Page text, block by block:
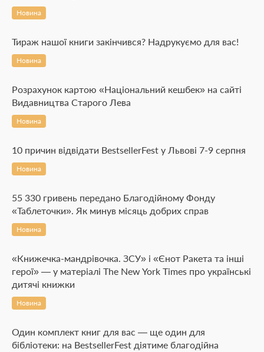
Новина
Тираж нашої книги закінчився? Надрукуємо для вас!
Новина
Розрахунок картою «Національний кешбек» на сайті
Видавництва Старого Лева
Новина
10 причин відвідати BestsellerFest у Львові 7-9 серпня
Новина
55 330 гривень передано Благодійному Фонду
«Таблеточки». Як минув місяць добрих справ
Новина
«Книжечка-мандрівочка. ЗСУ» і «Єнот Ракета та інші
герої» — у матеріалі The New York Times про українські
дитячі книжки
Новина
Один комплект книг для вас — ще один для
бібліотеки: на BestsellerFest діятиме благодійна